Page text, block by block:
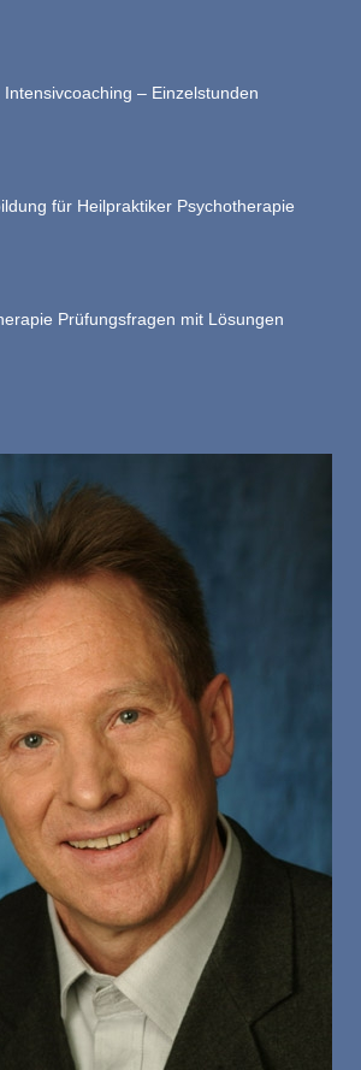
– Einzelstunden
für Heilpraktiker Psychotherapie
Prüfungsfragen mit Lösungen